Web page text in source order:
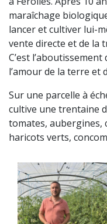
maraîchage
lancer et cultiver lui-
vente directe et de la
C’est
l’amour de la terre et
Sur une parcelle à
cultive une trentaine
tomates, aubergines,
haricots verts,